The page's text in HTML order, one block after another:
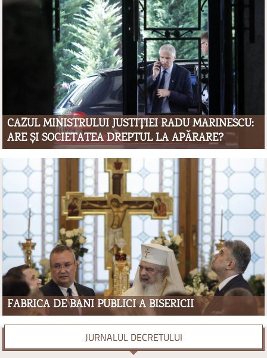
CAZUL MINISTRULUI JUSTIȚIEI RADU MARINESCU:
ARE ȘI SOCIETATEA DREPTUL LA APĂRARE?
FABRICA DE BANI PUBLICI A BISERICII
JURNALUL DECRETULUI